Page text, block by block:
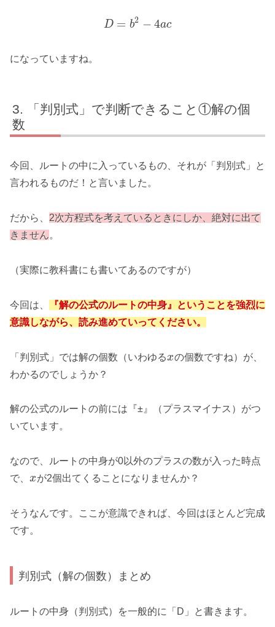
D = b2 − 4ac
になっていますね。
「判別式」で判断できること①解の個
数
今回、ルートの中に入っているもの、それが「判別式」と
言われるものだ！と言いました。
だから、 2次方程式を考えているときにしか、絶対に出て
きません。
（実際に教科書にも書いてあるのですが）
今回は、
『解の公式のルートの中身』ということを強烈に
意識しながら、読み進めていってください。
「判別式」では解の個数（いわゆるxの個数ですね）が、
わかるのでしょうか？
解の公式のルートの前には『±』（プラスマイナス）がつ
いています。
なので、ルートの中身が0以外のプラスの数が入った時点
で、 xが2個出てくることになりませんか？
そうなんです。ここが意識できれば、今回はほとんど完成
です。
判別式（解の個数）まとめ
ルートの中身（判別式）を一般的に「D」と書きます。